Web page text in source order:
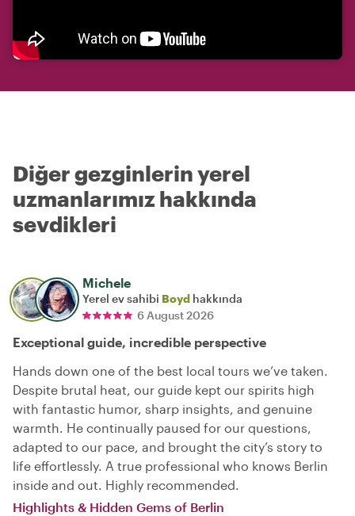
Diğer gezginlerin yerel
uzmanlarımız hakkında
sevdikleri
Michele
Yerel ev sahibi Boyd hakkında
6 August 2026
Exceptional guide, incredible perspective
Hands down one of the best local tours we’ve taken.
Despite brutal heat, our guide kept our spirits high
with fantastic humor, sharp insights, and genuine
warmth. He continually paused for our questions,
adapted to our pace, and brought the city’s story to
life effortlessly. A true professional who knows Berlin
inside and out. Highly recommended.
Highlights & Hidden Gems of Berlin